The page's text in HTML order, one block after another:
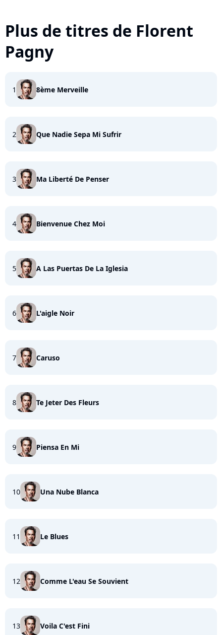
Plus de titres de Florent
Pagny
1 8ème Merveille
2 Que Nadie Sepa Mi Sufrir
3 Ma Liberté De Penser
4 Bienvenue Chez Moi
5 A Las Puertas De La Iglesia
6 L'aigle Noir
7 Caruso
8 Te Jeter Des Fleurs
9 Piensa En Mi
10 Una Nube Blanca
11 Le Blues
12 Comme L'eau Se Souvient
13 Voila C'est Fini